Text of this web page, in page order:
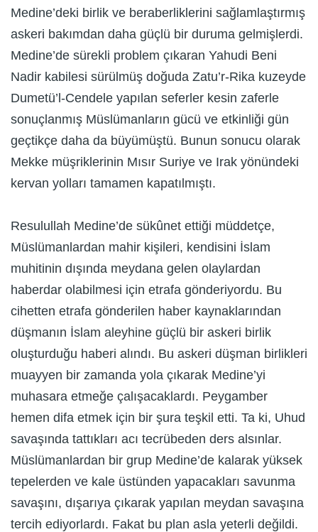
Medine’deki birlik ve beraberliklerini sağlamlaştırmış
askeri bakımdan daha güçlü bir duruma gelmişlerdi.
Medine’de sürekli problem çıkaran Yahudi Beni
Nadir kabilesi sürülmüş doğuda Zatu’r-Rika kuzeyde
Dumetü’l-Cendele yapılan seferler kesin zaferle
sonuçlanmış Müslümanların gücü ve etkinliği gün
geçtikçe daha da büyümüştü. Bunun sonucu olarak
Mekke müşriklerinin Mısır Suriye ve Irak yönündeki
kervan yolları tamamen kapatılmıştı.
Resulullah Medine’de sükûnet ettiği müddetçe,
Müslümanlardan mahir kişileri, kendisini İslam
muhitinin dışında meydana gelen olaylardan
haberdar olabilmesi için etrafa gönderiyordu. Bu
cihetten etrafa gönderilen haber kaynaklarından
düşmanın İslam aleyhine güçlü bir askeri birlik
oluşturduğu haberi alındı. Bu askeri düşman birlikleri
muayyen bir zamanda yola çıkarak Medine’yi
muhasara etmeğe çalışacaklardı. Peygamber
hemen difa etmek için bir şura teşkil etti. Ta ki, Uhud
savaşında tattıkları acı tecrübeden ders alsınlar.
Müslümanlardan bir grup Medine’de kalarak yüksek
tepelerden ve kale üstünden yapacakları savunma
savaşını, dışarıya çıkarak yapılan meydan savaşına
tercih ediyorlardı. Fakat bu plan asla yeterli değildi.